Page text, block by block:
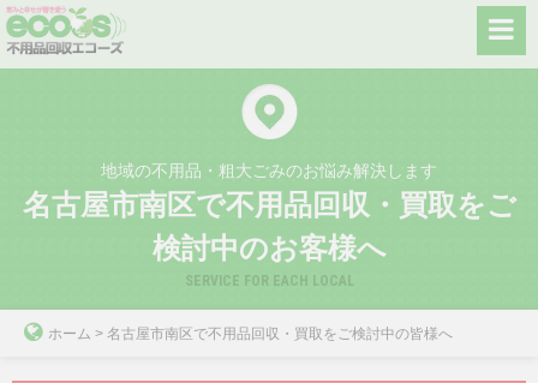
地域の不用品・粗大ごみのお悩み解決します
名古屋市南区で不用品回収・買取をご
検討中のお客様へ
SERVICE FOR EACH LOCAL
ホーム > 名古屋市南区で不用品回収・買取をご検討中の皆様へ